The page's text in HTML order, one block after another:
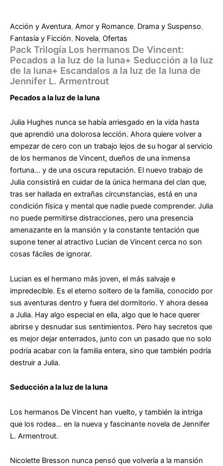
Acción y Aventura, Amor y Romance, Drama y Suspenso,
Fantasía y Ficción, Novela, Ofertas
Pack Trilogía Los hermanos De Vincent:
Pecados a la luz de la luna+ Seducción a la luz
de la luna+ Escandalos a la luz de la luna de
Jennifer L. Armentrout
Pecados a la luz de la luna
Julia Hughes nunca se había arriesgado en la vida hasta
que aprendió una dolorosa lección. Ahora quiere volver a
empezar de cero con un trabajo lejos de su hogar al servicio
de los hermanos de Vincent, dueños de una inmensa
fortuna… y de una oscura reputación. El nuevo trabajo de
Julia consistirá en cuidar de la única hermana del clan que,
tras ser hallada en extrañas circunstancias, está en una
condición física y mental que nadie puede comprender. Julia
no puede permitirse distracciones, pero una presencia
amenazante en la mansión y la constante tentación que
supone tener al atractivo Lucian de Vincent cerca no son
cosas fáciles de ignorar.
Lucian es el hermano más joven, el más salvaje e
impredecible. Es el eterno soltero de la familia, conocido por
sus aventuras dentro y fuera del dormitorio. Y ahora desea
a Julia. Hay algo especial en ella, algo que le hace querer
abrirse y desnudar sus sentimientos. Pero hay secretos que
es mejor dejar enterrados, junto con un pasado que no solo
podría acabar con la familia entera, sino que también podría
destruir a Julia.
Seducción a la luz de la luna
Los hermanos De Vincent han vuelto, y también la intriga
que los rodea… en la nueva y fascinante novela de Jennifer
L. Armentrout.
Nicolette Bresson nunca pensó que volvería a la mansión
Armentrout
cantidad